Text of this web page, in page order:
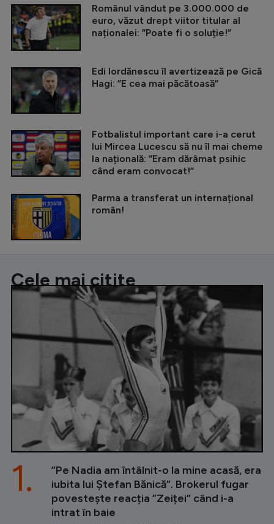
Românul vândut pe 3.000.000 de
euro, văzut drept viitor titular al
naționalei: ”Poate fi o soluție!”
Edi Iordănescu îl avertizează pe Gică
Hagi: ”E cea mai păcătoasă”
Fotbalistul important care i-a cerut
lui Mircea Lucescu să nu îl mai cheme
la națională: ”Eram dărâmat psihic
când eram convocat!”
Parma a transferat un internațional
român!
Cele mai citite
”Pe Nadia am întâlnit-o la mine acasă, era
iubita lui Ștefan Bănică”. Brokerul fugar
povestește reacția ”Zeiței” când i-a
intrat în baie
1.